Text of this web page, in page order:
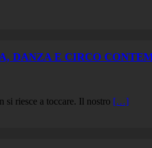
DANZA E CIRCO
si riesce a toccare. Il nostro […]